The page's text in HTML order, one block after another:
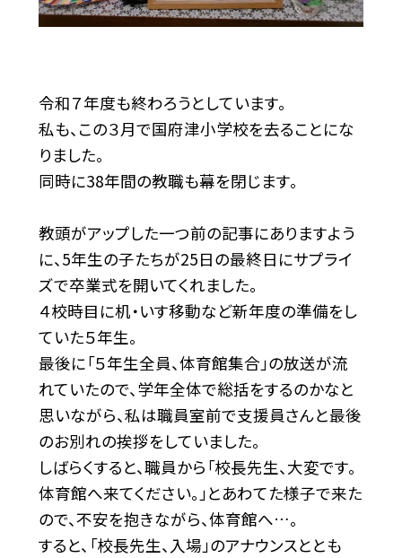
令和７年度も終わろうとしています。
私も、この３月で国府津小学校を去ることにな
りました。
同時に38年間の教職も幕を閉じます。
教頭がアップした一つ前の記事にありますよう
に、5年生の子たちが25日の最終日にサプライ
ズで卒業式を開いてくれました。
４校時目に机・いす移動など新年度の準備をし
ていた５年生。
最後に「５年生全員、体育館集合」の放送が流
れていたので、学年全体で総括をするのかなと
思いながら、私は職員室前で支援員さんと最後
のお別れの挨拶をしていました。
しばらくすると、職員から「校長先生、大変です。
体育館へ来てください。」とあわてた様子で来た
ので、不安を抱きながら、体育館へ…。
すると、「校長先生、入場」のアナウンスととも